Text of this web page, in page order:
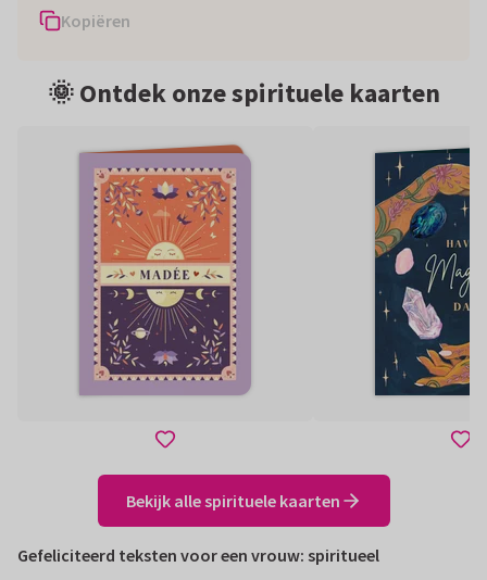
Kopiëren
🌞 Ontdek onze spirituele kaarten
Bekijk alle spirituele kaarten
Gefeliciteerd teksten voor een vrouw: spiritueel